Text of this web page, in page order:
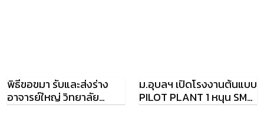
พิธีขอขมา รับและส่งร่าง
อาจารย์ใหญ่ วิทยาลัย
แพทย์ฯ ม.อุบลฯ
ม.อุบลฯ เปิดโรงงานต้นแบบ
PILOT PLANT 1 หนุน SME
และ START UP